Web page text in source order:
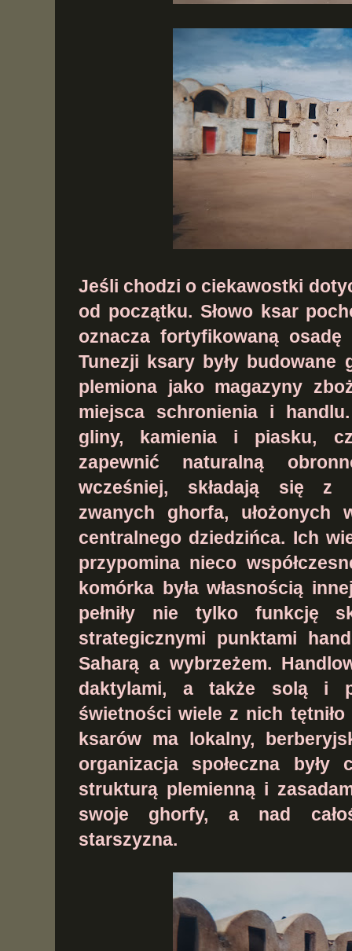
Jeśli chodzi o ciekawostki
od początku. Słowo ksar
oznaczafortyfikowaną osadę
Tunezji ksary były budowane
plemiona jako magazyny
miejsca schronienia i
gliny, kamienia i piasku,
zapewnić naturalną
wcześniej, składają się z
zwanych ghorfa, ułożonych
centralnego dziedzińca. Ich
przypomina nieco
komórka była własnością
pełniły nie tylko funkcję
strategicznymi punktami
Saharą a wybrzeżem.
daktylami, a także solą i
świetności wiele z nich
ksarów ma lokalny,
organizacja społeczna
strukturą plemienną i
swoje ghorfy, a nad
starszyzna.